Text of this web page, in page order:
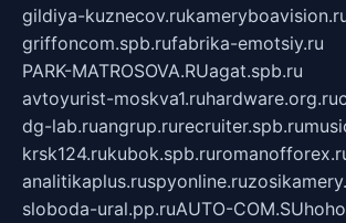
gildiya-kuznecov.ru
griffoncom.spb.rufabrika-emotsiy.ru
PARK-MATROSOVA.RUagat.spb.ru
avtoyurist-moskva1.ruhardware.org.ru
dg-lab.ruangrup.rurecruiter.spb.ru
krsk124.rukubok.spb.ru
analitikaplus.ruspyonline.ru
sloboda-ural.pp.ruAUTO-COM.SU